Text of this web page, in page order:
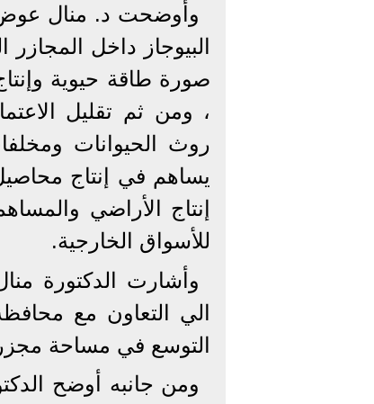
وأوضحت د. منال عوض
البيوجاز داخل
صورة طاقة حيوية
، ومن ثم تقليل
روث الحيوانات
يساهم في إنتاج
إنتاج الأراضي
للأسواق الخارجية.
وأشارت الدكتورة
الي التعاون مع
التوسع في مساحة مجزر 15 مايو لإعادة تشغيله